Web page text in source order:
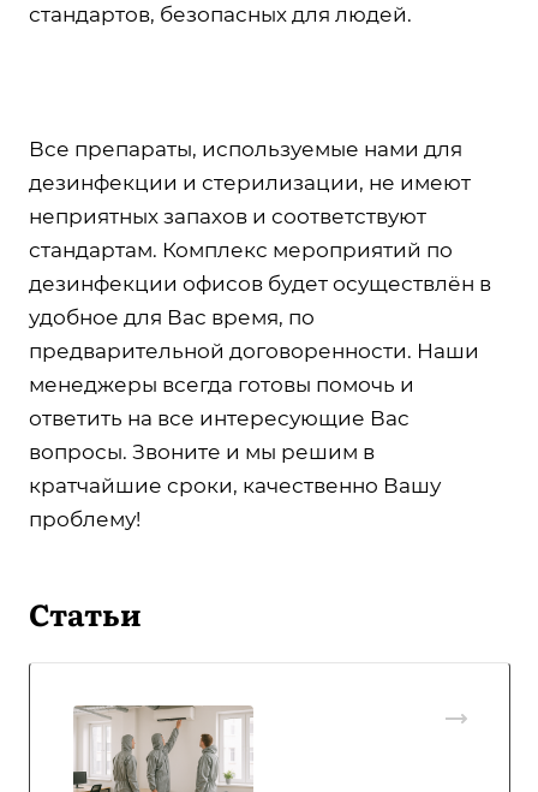
стандартов, безопасных для людей.
Все препараты, используемые нами для
дезинфекции и стерилизации, не имеют
неприятных запахов и соответствуют
стандартам. Комплекс мероприятий по
дезинфекции офисов будет осуществлён в
удобное для Вас время, по
предварительной договоренности. Наши
менеджеры всегда готовы помочь и
ответить на все интересующие Вас
вопросы. Звоните и мы решим в
кратчайшие сроки, качественно Вашу
проблему!
Статьи